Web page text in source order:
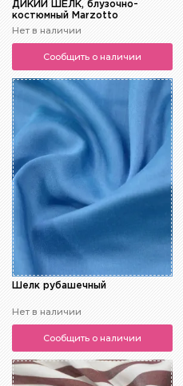
ДИКИЙ ШЁЛК, блузочно-
костюмный Marzotto
Нет в наличии
Сообщить о наличии
Шелк рубашечный
Нет в наличии
Сообщить о наличии